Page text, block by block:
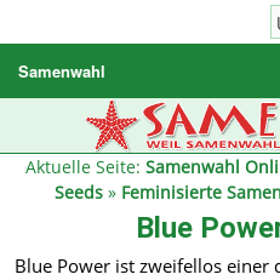
Samenwahl
Hanfsamen
Weitere Produkte
Reseller
Aktuelle Seite: Samenwahl
Seeds » Feminisierte
Blue
Blue Power ist zweifellos einer